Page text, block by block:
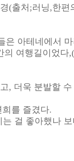
(출처;러닝,한편
은 아테네에서
여행길이었다
, 더욱 분발할
를 즐겼다.
걸 좋아했나